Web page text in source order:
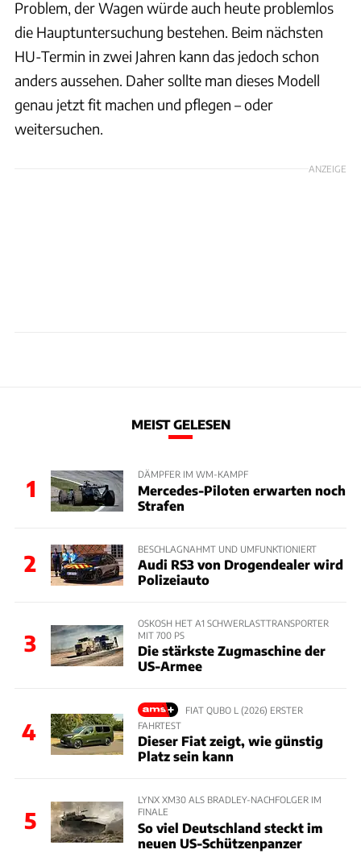
Problem, der Wagen würde auch heute problemlos
die Hauptuntersuchung bestehen. Beim nächsten
HU-Termin in zwei Jahren kann das jedoch schon
anders aussehen. Daher sollte man dieses Modell
genau jetzt fit machen und pflegen – oder
weitersuchen.
ANZEIGE
MEIST GELESEN
1
DÄMPFER IM WM-KAMPF
Mercedes-Piloten erwarten noch
Strafen
2
BESCHLAGNAHMT UND UMFUNKTIONIERT
Audi RS3 von Drogendealer wird
Polizeiauto
3
OSKOSH HET A1 SCHWERLASTTRANSPORTER
MIT 700 PS
Die stärkste Zugmaschine der
US-Armee
4
FIAT QUBO L (2026) ERSTER
FAHRTEST
Dieser Fiat zeigt, wie günstig
Platz sein kann
5
LYNX XM30 ALS BRADLEY-NACHFOLGER IM
FINALE
So viel Deutschland steckt im
neuen US-Schützenpanzer